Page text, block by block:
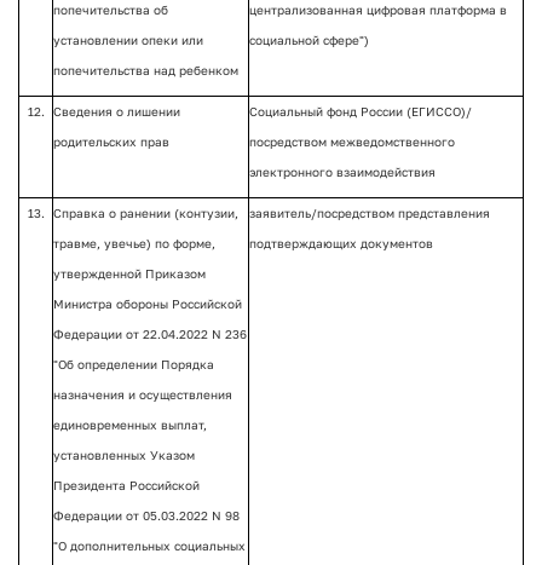
попечительства об
установлении опеки или
попечительства над ребенком
централизованная цифровая платформа в
социальной сфере")
12. Сведения о лишении
родительских прав
Социальный фонд России (ЕГИССО)/
посредством межведомственного
электронного взаимодействия
13. Справка о ранении (контузии,
травме, увечье) по форме,
утвержденной Приказом
Министра обороны Российской
Федерации от 22.04.2022 N 236
"Об определении Порядка
назначения и осуществления
единовременных выплат,
установленных Указом
Президента Российской
Федерации от 05.03.2022 N 98
"О дополнительных социальных
заявитель/посредством представления
подтверждающих документов